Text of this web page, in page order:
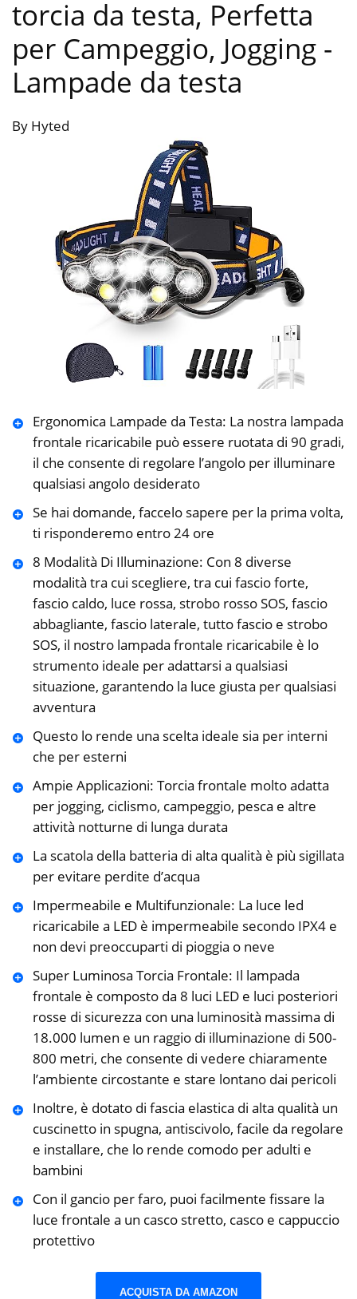
torcia da testa, Perfetta
per Campeggio, Jogging -
Lampade da testa
By Hyted
Ergonomica Lampade da Testa: La nostra lampada
frontale ricaricabile può essere ruotata di 90 gradi,
il che consente di regolare l’angolo per illuminare
qualsiasi angolo desiderato
Se hai domande, faccelo sapere per la prima volta,
ti risponderemo entro 24 ore
8 Modalità Di Illuminazione: Con 8 diverse
modalità tra cui scegliere, tra cui fascio forte,
fascio caldo, luce rossa, strobo rosso SOS, fascio
abbagliante, fascio laterale, tutto fascio e strobo
SOS, il nostro lampada frontale ricaricabile è lo
strumento ideale per adattarsi a qualsiasi
situazione, garantendo la luce giusta per qualsiasi
avventura
Questo lo rende una scelta ideale sia per interni
che per esterni
Ampie Applicazioni: Torcia frontale molto adatta
per jogging, ciclismo, campeggio, pesca e altre
attività notturne di lunga durata
La scatola della batteria di alta qualità è più sigillata
per evitare perdite d’acqua
Impermeabile e Multifunzionale: La luce led
ricaricabile a LED è impermeabile secondo IPX4 e
non devi preoccuparti di pioggia o neve
Super Luminosa Torcia Frontale: Il lampada
frontale è composto da 8 luci LED e luci posteriori
rosse di sicurezza con una luminosità massima di
18.000 lumen e un raggio di illuminazione di 500-
800 metri, che consente di vedere chiaramente
l’ambiente circostante e stare lontano dai pericoli
Inoltre, è dotato di fascia elastica di alta qualità un
cuscinetto in spugna, antiscivolo, facile da regolare
e installare, che lo rende comodo per adulti e
bambini
Con il gancio per faro, puoi facilmente fissare la
luce frontale a un casco stretto, casco e cappuccio
protettivo
ACQUISTA DA AMAZON